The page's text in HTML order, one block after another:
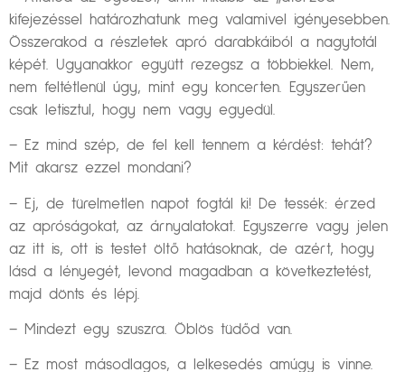
kifejezéssel határozhatunk meg valamivel igényesebben.
Összerakod a részletek apró darabkáiból a nagytotál
képét. Ugyanakkor együtt rezegsz a többiekkel. Nem,
nem feltétlenül úgy, mint egy koncerten. Egyszerűen
csak letisztul, hogy nem vagy egyedül.
– Ez mind szép, de fel kell tennem a kérdést: tehát?
Mit akarsz ezzel mondani?
– Ej, de türelmetlen napot fogtál ki! De tessék: érzed
az apróságokat, az árnyalatokat. Egyszerre vagy jelen
az itt is, ott is testet öltő hatásoknak, de azért, hogy
lásd a lényegét, levond magadban a következtetést,
majd dönts és lépj.
– Mindezt egy szuszra. Öblös tüdőd van.
– Ez most másodlagos, a lelkesedés amúgy is vinne.